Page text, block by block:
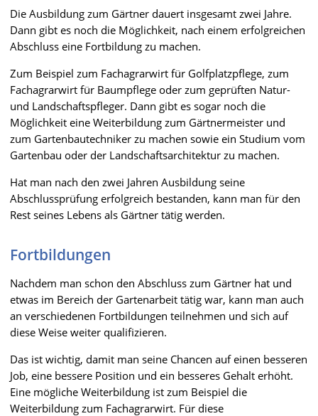
Die Ausbildung zum Gärtner dauert insgesamt zwei Jahre.
Dann gibt es noch die Möglichkeit, nach einem erfolgreichen
Abschluss eine Fortbildung zu machen.
Zum Beispiel zum Fachagrarwirt für Golfplatzpflege, zum
Fachagrarwirt für Baumpflege oder zum geprüften Natur-
und Landschaftspfleger. Dann gibt es sogar noch die
Möglichkeit eine Weiterbildung zum Gärtnermeister und
zum Gartenbautechniker zu machen sowie ein Studium vom
Gartenbau oder der Landschaftsarchitektur zu machen.
Hat man nach den zwei Jahren Ausbildung seine
Abschlussprüfung erfolgreich bestanden, kann man für den
Rest seines Lebens als Gärtner tätig werden.
Fortbildungen
Nachdem man schon den Abschluss zum Gärtner hat und
etwas im Bereich der Gartenarbeit tätig war, kann man auch
an verschiedenen Fortbildungen teilnehmen und sich auf
diese Weise weiter qualifizieren.
Das ist wichtig, damit man seine Chancen auf einen besseren
Job, eine bessere Position und ein besseres Gehalt erhöht.
Eine mögliche Weiterbildung ist zum Beispiel die
Weiterbildung zum Fachagrarwirt. Für diese